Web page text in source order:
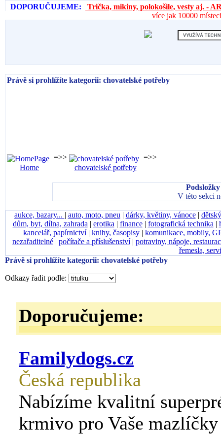
DOPORUČUJEME:
Trička, mikiny, polokošile, vesty aj. -
více jak 10000
Právě si prohlížíte kategorii: chovatelské potřeby
Home
=>>
chovatelské potřeby
=>>
V této sekci
aukce, bazary... | auto, moto, pneu | dárky, květiny, vánoce|
dům, byt, dílna, zahrada | erotika | finance| fotografická technika |
kancelář, papírnictví| knihy, časopisy | komunikace, mobily,
nezařaditelné | počítače a příslušenství| potraviny, nápoje,
řemesla,
Právě si prohlížíte kategorii: chovatelské potřeby
Odkazy řadit podle:
Doporučujeme:
Familydogs.cz
Česká republika
Nabízíme kvalitní
krmivo pro Vaše mazlíčky